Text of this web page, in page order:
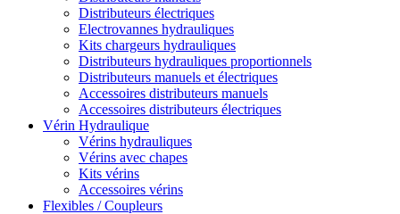
Distributeurs électriques
Electrovannes hydrauliques
Kits chargeurs hydrauliques
Distributeurs hydrauliques proportionnels
Distributeurs manuels et électriques
Accessoires distributeurs manuels
Accessoires distributeurs électriques
Vérin Hydraulique
Vérins hydrauliques
Vérins avec chapes
Kits vérins
Accessoires vérins
Flexibles / Coupleurs